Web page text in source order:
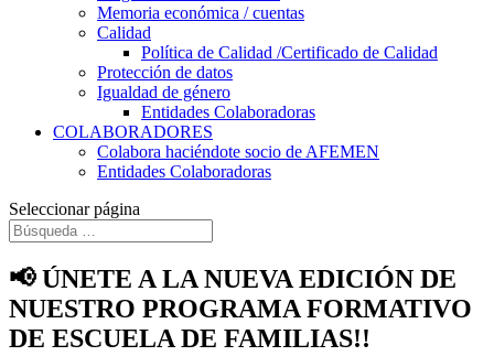
Memoria económica / cuentas
Calidad
Política de Calidad /Certificado de Calidad
Protección de datos
Igualdad de género
Entidades Colaboradoras
COLABORADORES
Colabora haciéndote socio de AFEMEN
Entidades Colaboradoras
Seleccionar página
📢 ÚNETE A LA NUEVA EDICIÓN DE
NUESTRO PROGRAMA FORMATIVO
DE ESCUELA DE FAMILIAS!!